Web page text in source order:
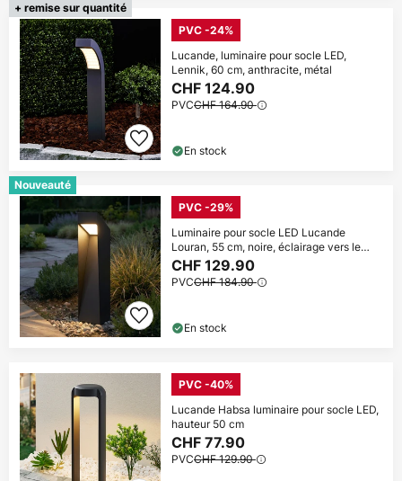
+ remise sur quantité
PVC -24%
Lucande, luminaire pour socle LED,
Lennik, 60 cm, anthracite, métal
CHF 124.90
PVCCHF 164.90
En stock
Nouveauté
PVC -29%
Luminaire pour socle LED Lucande
Louran, 55 cm, noire, éclairage vers le
haut
CHF 129.90
PVCCHF 184.90
En stock
PVC -40%
Lucande Habsa luminaire pour socle LED,
hauteur 50 cm
CHF 77.90
PVCCHF 129.90